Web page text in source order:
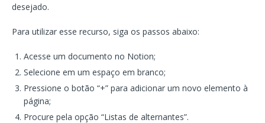
desejado.
Para utilizar esse recurso, siga os passos abaixo:
Acesse um documento no Notion;
Selecione em um espaço em branco;
Pressione o botão “+” para adicionar um novo elemento à
página;
Procure pela opção “Listas de alternantes”.